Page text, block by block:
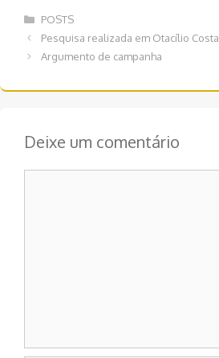
Categorias
POSTS
Navegação
Pesquisa realizada em Otacílio Costa
Argumento de campanha
Deixe um comentário